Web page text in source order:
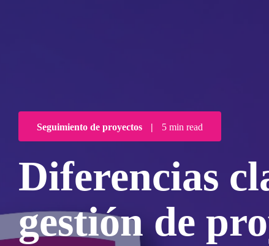
Seguimiento de proyectos | 5 min read
Diferencias
gestión de